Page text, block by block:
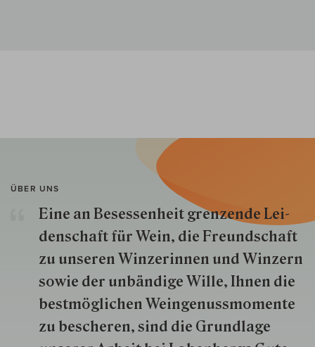
ÜBER UNS
Eine an Besessenheit gren­zende Lei­
den­schaft für Wein, die Freund­schaft
zu unseren Win­zer­innen und Win­zern
so­wie der un­bän­dige Wille, Ihnen die
best­mög­lich­en Wein­genuss­momente
zu besche­ren, sind die Grund­lage